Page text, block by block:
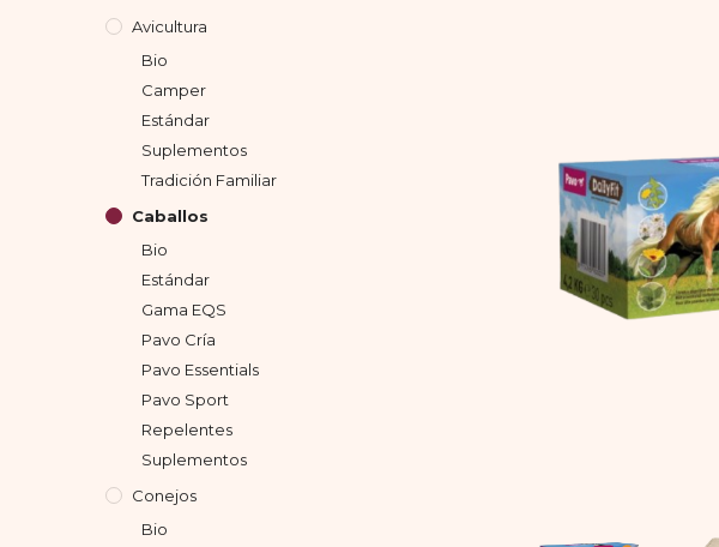
Avicultura
Bio
Camper
Estándar
Suplementos
Tradición Familiar
Caballos
Bio
Estándar
Gama EQS
Pavo Cría
Pavo Essentials
Pavo Sport
Repelentes
Suplementos
Conejos
Bio